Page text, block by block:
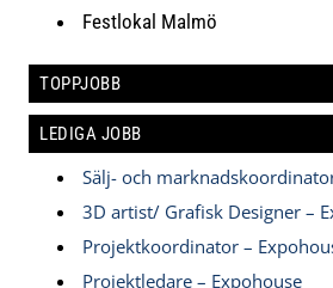
Festlokal Malmö
TOPPJOBB
LEDIGA JOBB
Sälj- och
3D artist/ Grafisk Designer –
Projektkoordinator –
Projektledare – Expohouse